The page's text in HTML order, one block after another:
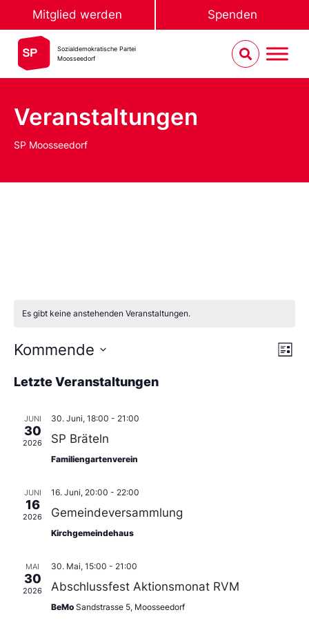
Mitglied werden Spenden
Sozialdemokratische Partei
Moosseedorf
Veranstaltungen
SP Moosseedorf
Es gibt keine anstehenden Veranstaltungen.
Liste
Kommende
Sie
das
aus.
Letzte Veranstaltungen
JUNI
30
2026
30. Juni, 18:00 - 21:00
SP Bräteln
Familiengartenverein
JUNI
16
2026
16. Juni, 20:00 - 22:00
Gemeindeversammlung
Kirchgemeindehaus
MAI
30
2026
30. Mai, 15:00 - 21:00
Abschlussfest Aktionsmonat RVM
BeMo Sandstrasse 5, Moosseedorf